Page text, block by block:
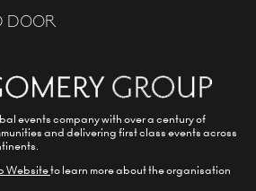
DOOR
events company with over a century of
and delivering first class events across
Websiteto learn more about the organisation